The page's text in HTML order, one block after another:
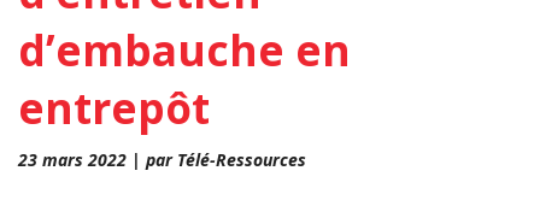
d’embauche en
entrepôt
23 mars 2022 | par Télé-Ressources